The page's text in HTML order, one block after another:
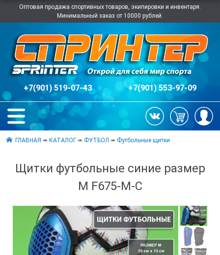
Оптовая продажа спортивных товаров, экипировки и инвентаря.
Минимальный заказ от 10000 рублей.
+7(901) 519-07-43 +7(901) 553-97-09
ГЛАВНАЯ ➠КАТАЛОГ ➠ ФУТБОЛ ➠ Футбольные щитки
Щитки футбольные синие размер
М F675-М-С